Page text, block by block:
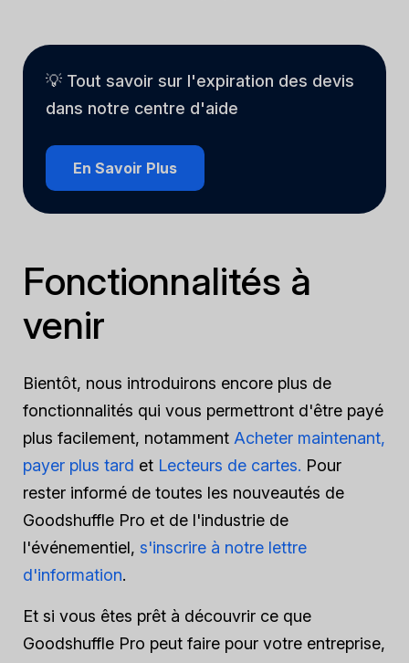
💡 Tout savoir sur l'expiration des devis
dans notre centre d'aide
En Savoir Plus
Fonctionnalités à
venir
Bientôt, nous introduirons encore plus de
fonctionnalités qui vous permettront d'être payé
plus facilement, notamment Acheter maintenant,
payer plus tard et Lecteurs de cartes. Pour
rester informé de toutes les nouveautés de
Goodshuffle Pro et de l'industrie de
l'événementiel, s'inscrire à notre lettre
d'information.
Et si vous êtes prêt à découvrir ce que
Goodshuffle Pro peut faire pour votre entreprise,